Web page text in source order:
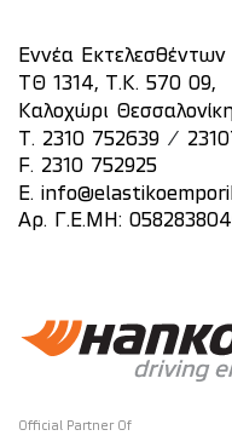
Εννέα
ΤΘ 1314, Τ.Κ. 570 09,
Καλοχώρι
T. 2310 752639 /
F. 2310 752925
E.
Αρ. Γ.Ε.ΜΗ:
Official Partner Of